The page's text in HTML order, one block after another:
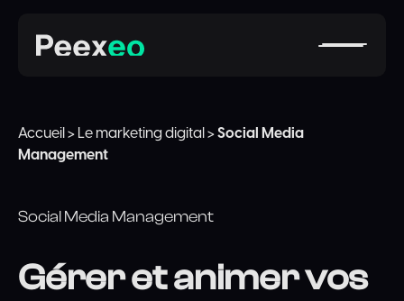
Accueil>Le marketing digital>Social Media
Management
Social Media Management
Gérer et animer vos